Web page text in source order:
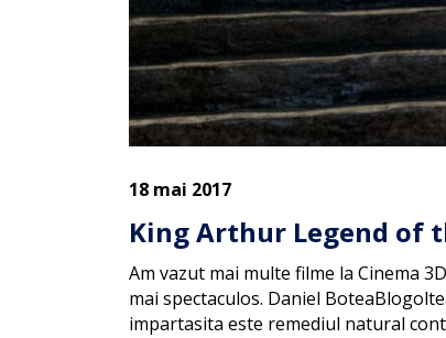
18 mai 2017
King Arthur Legend of
Am vazut mai multe filme la Cinema
mai spectaculos. Daniel
impartasita este remediul natural